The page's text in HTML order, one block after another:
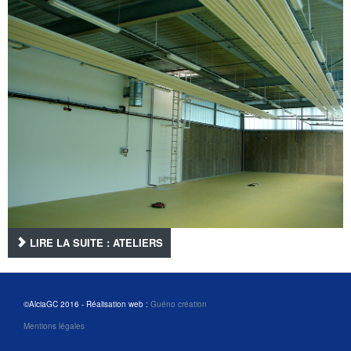
LIRE LA SUITE : ATELIERS
©AlciaGC 2016 - Réalisation web : Guéno création
Mentions légales